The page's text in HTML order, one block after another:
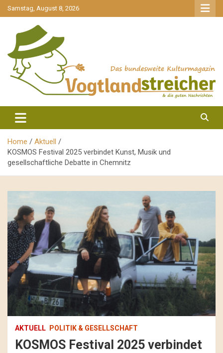
gehe
zum
Samstag, August 8, 2026
Vogtlandstreicher
Home
Aktuell
KOSMOS Festival 2025 verbindet Kunst, Musik und
gesellschaftliche Debatte in Chemnitz
AKTUELL POLITIK & GESELLSCHAFT
KOSMOS Festival 2025 verbindet